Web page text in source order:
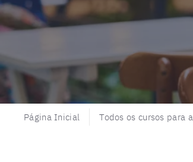
Página Inicial Todos os cursos para